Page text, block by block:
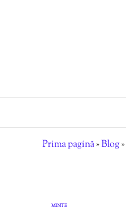
Prima pagină»Blog»
MINTE